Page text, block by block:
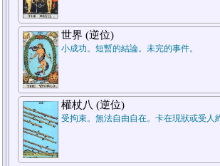
5.週遭狀況
世界 (逆位)
小成功。短暫的結論。未完的事件。
權杖八 (逆位)
受拘束。無法自由自在。卡在現狀或受人